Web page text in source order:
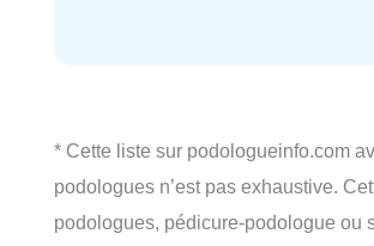
* Cette liste sur podologueinfo.com
podologues n’est pas exhaustive.
podologues, pédicure-podologue ou